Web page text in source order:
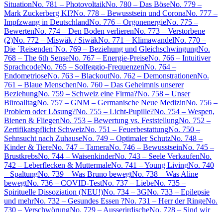
SituationNo. 781 – PhotovoltaikNo. 780 – Das BöseNo. 779 –
Mark Zuckerberg KI?No. 778 – Bewusstsein und CoronaNo. 777 –
Impfzwang in DeutschlandNo. 776 – OrgonenergieNo. 775 –
BewertenNo. 774 – Den Boden verlierenNo. 773 – Verstorbene
(2)No. 772 – Miswäk / SiwäkNo. 771 – KlimawandelNo. 770 –
Die ´Reisenden´No. 769 – Beziehung und GleichschwingungNo.
768 – The 6th SenseNo. 767 – Energie-PreiseNo. 766 – Intuitiver
SprachcodeNo. 765 – Solfeggio-FrequenzenNo. 764 –
EndometrioseNo. 763 – BlackoutNo. 762 – DemonstrationenNo.
761 – Blaue MenschenNo. 760 – Das Geheimnis unserer
BeziehungNo. 759 – Schweiz eine Firma?No. 758 – Unser
BüroalltagNo. 757 – GNM – Germanische Neue MedizinNo. 756 –
Problem oder Lösung?No. 755 – Licht-Pupille?No. 754 – Wespen,
Bienen & FliegenNo. 753 – Bewertung vs. FeststellungNo. 752 –
Zertifikatspflicht SchweizNo. 751 – FeuerbestattungNo. 750 –
Sehnsucht nach ZuhauseNo. 749 – Optimaler SchutzNo. 748 –
Kinder & TiereNo. 747 – TameraNo. 746 – BewusstseinNo. 745 –
BrustkrebsNo. 744 – WaisenkinderNo. 743 – Seele VerkaufenNo.
742 – Leberflecken & MuttermaleNo. 741 – Young LivingNo. 740
– SpaltungNo. 739 – Was Bruno bewegtNo. 738 – Was Aline
bewegtNo. 736 – COVID-TestNo. 737 – LiebeNo. 735 –
Spirituelle Dissoziation (NEU!)No. 734 – 3GNo. 733 – Epilepsie
und mehrNo. 732 – Gesundes Essen ?No. 731 – Herr der RingeNo.
730 – VerschwörungNo. 729 – AusserirdischeNo. 728 – Sind wir